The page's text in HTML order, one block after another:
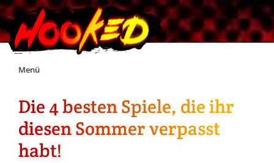
Skip
Menü
Unterstützt Hooked!
Exklusiv für Supporter*innen
Die 4 besten Spiele, die ihr
diesen Sommer verpasst
habt!